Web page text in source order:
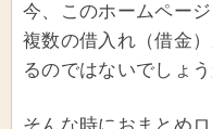
今、このホームペー
複数の借入れ（借金
るのではないでしょう